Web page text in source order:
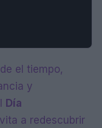
el tiempo,
y
Día
a redescubrir